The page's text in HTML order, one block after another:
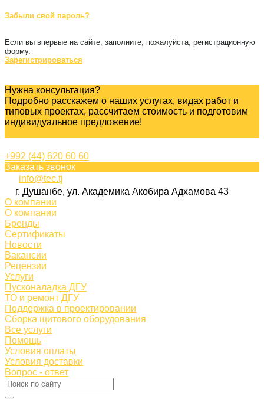
Забыли свой пароль?
Если вы впервые на сайте, заполните, пожалуйста, регистрационную
форму.
Зарегистрироваться
Нужна консультация?
Подробно расскажем о наших услугах, видах работ и
типовых проектах, рассчитаем стоимость и подготовим
индивидуальное предложение!
+992 (44) 620 60 60
Заказать звонок
info@tec.tj
г. Душанбе, ул. Академика Акобира Адхамова 43
О компании
О компании
Бренды
Сертификаты
Новости
Вакансии
Рецензии
Услуги
Пусконаладка ДГУ
ТО и ремонт ДГУ
Поддержка в проектировании
Сборка щитового оборудования
Все услуги
Помощь
Условия оплаты
Условия доставки
Вопрос - ответ